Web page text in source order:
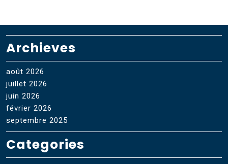
Archieves
août 2026
juillet 2026
juin 2026
février 2026
septembre 2025
Categories